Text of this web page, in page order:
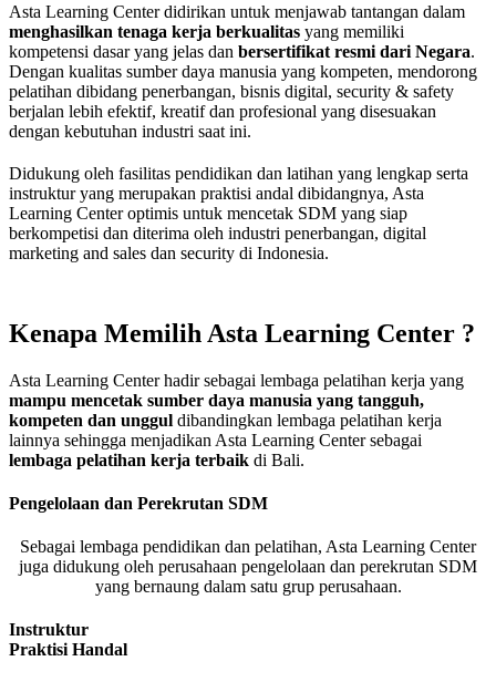
Asta Learning Center didirikan untuk menjawab tantangan dalam
menghasilkan tenaga kerja berkualitas yang memiliki
kompetensi dasar yang jelas dan bersertifikat resmi dari Negara.
Dengan kualitas sumber daya manusia yang kompeten, mendorong
pelatihan dibidang penerbangan, bisnis digital, security & safety
berjalan lebih efektif, kreatif dan profesional yang disesuakan
dengan kebutuhan industri saat ini.
Didukung oleh fasilitas pendidikan dan latihan yang lengkap serta
instruktur yang merupakan praktisi andal dibidangnya, Asta
Learning Center optimis untuk mencetak SDM yang siap
berkompetisi dan diterima oleh industri penerbangan, digital
marketing and sales dan security di Indonesia.
Kenapa Memilih Asta Learning Center ?
Asta Learning Center hadir sebagai lembaga pelatihan kerja yang
mampu mencetak sumber daya manusia yang tangguh,
kompeten dan unggul dibandingkan lembaga pelatihan kerja
lainnya sehingga menjadikan Asta Learning Center sebagai
lembaga pelatihan kerja terbaik di Bali.
Pengelolaan dan Perekrutan SDM
Sebagai lembaga pendidikan dan pelatihan, Asta Learning Center
juga didukung oleh perusahaan pengelolaan dan perekrutan SDM
yang bernaung dalam satu grup perusahaan.
Instruktur
Praktisi Handal